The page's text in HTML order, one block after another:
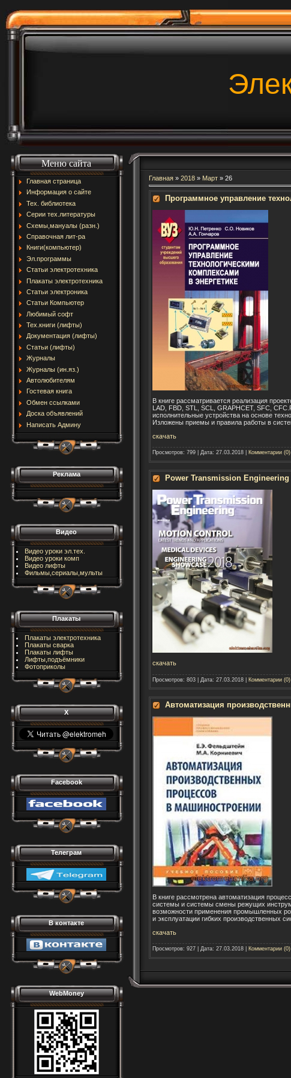
Меню сайта
Главная страница
Информация о сайте
Тех. библиотека
Серии тех.литературы
Схемы,мануалы (разн.)
Справочная лит-ра
Книги(компьютер)
Эл.программы
Статьи электротехника
Плакаты электротехника
Статьи электроника
Статьи Компьютер
Любимый софт
Тех.книги (лифты)
Документация (лифты)
Статьи (лифты)
Журналы
Журналы (ин.яз.)
Автолюбителям
Гостевая книга
Обмен ссылками
Доска объявлений
Написать Админу
Реклама
Видео
Видео уроки эл.тех.
Видео уроки комп
Видео лифты
Фильмы,сериалы,мульты
Плакаты
Плакаты электротехника
Плакаты сварка
Плакаты лифты
Лифты,подъёмники
Фотоприколы
X
Facebook
Телеграм
В контакте
WebMoney
Главная» 2018 » Март » 26
Программное управление
В книге рассматривается реализация
LAD, FBD, STL, SCL, GRAPHCET, SFC,
исполнительные устройства на основе
Изложены приемы и правила работы в
скачать
Просмотров: 799| Дата: 27.03.2018 Комментарии (0)
Power Transmission Engineering
скачать
Просмотров: 803| Дата: 27.03.2018 Комментарии (0)
Автоматизация
В книге рассмотрена автоматизация
системы и системы смены режущих
возможности применения промышленных
и эксплуатации гибких производственных
скачать
Просмотров: 927| Дата: 27.03.2018 Комментарии (0)